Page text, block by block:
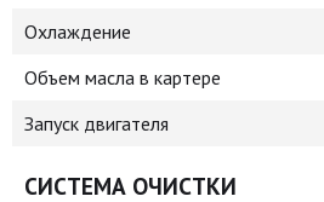
Охлаждение
Объем масла в картере
Запуск двигателя
СИСТЕМА ОЧИСТКИ